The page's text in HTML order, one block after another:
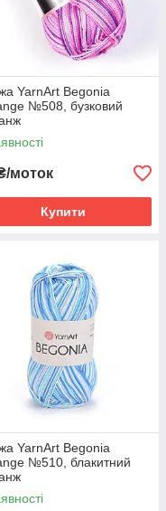
YarnArt Begonia
№508, бузковий
моток
Купити
YarnArt Begonia
№510, блакитний